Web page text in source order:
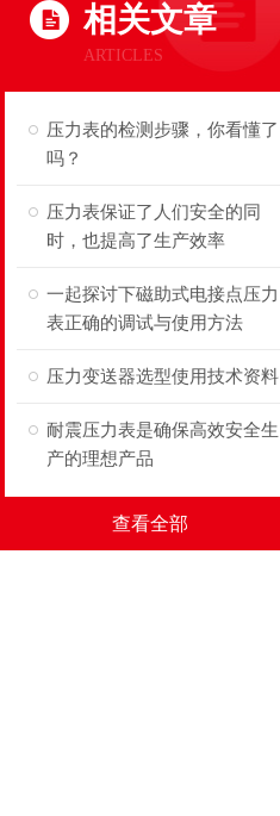
相关文章
ARTICLES
压力表的检测步骤，你看懂了
吗？
压力表保证了人们安全的同
时，也提高了生产效率
一起探讨下磁助式电接点压力
表正确的调试与使用方法
压力变送器选型使用技术资料
耐震压力表是确保高效安全生
产的理想产品
查看全部